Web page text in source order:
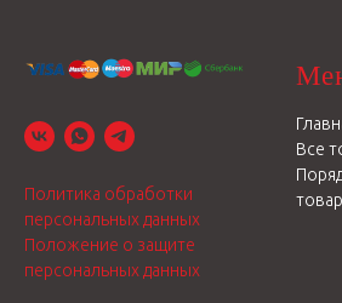
Политика обработки
персональных данных
Положение о защите
персональных данных
Все